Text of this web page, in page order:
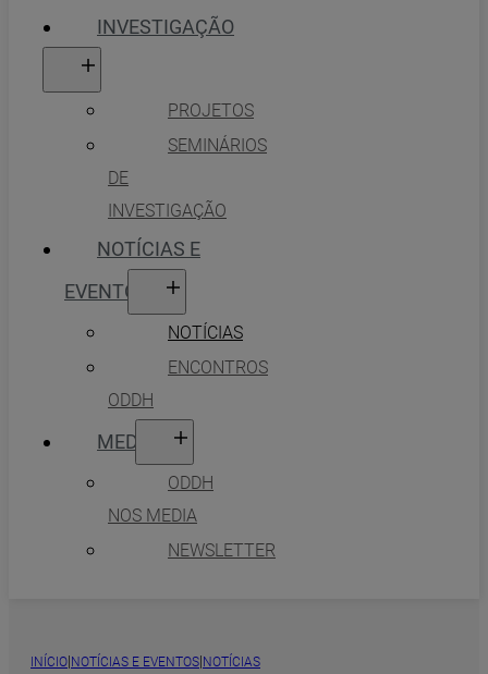
INVESTIGAÇÃO
PROJETOS
SEMINÁRIOS
DE
INVESTIGAÇÃO
NOTÍCIAS E
EVENTOS
NOTÍCIAS
ENCONTROS
ODDH
MEDIA
ODDH
NOS MEDIA
NEWSLETTER
INÍCIO|NOTÍCIAS E EVENTOS|NOTÍCIAS